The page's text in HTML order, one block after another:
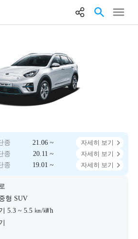
종 21.06 ~
자세히 보기
종 20.11 ~
자세히 보기
종 19.01 ~ 자세히 보기
형 SUV
5.3 ~ 5.5 ㎞/㎾h